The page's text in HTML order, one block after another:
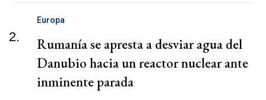
2.
Europa
Rumanía se apresta a desviar agua del
Danubio hacia un reactor nuclear ante
inminente parada